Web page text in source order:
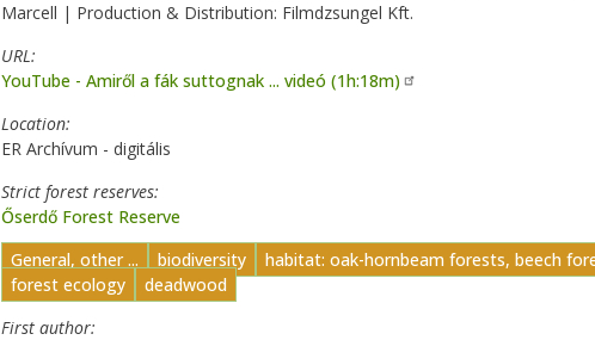
Marcell | Production & Distribution: Filmdzsungel Kft.
URL
YouTube - Amiről a fák suttognak ... videó (1h:18m)
Location
ER Archívum - digitális
Strict forest reserves
Őserdő Forest Reserve
General, other ...
biodiversity habitat: oak-hornbeam forests, beech
forest ecology
deadwood
First author